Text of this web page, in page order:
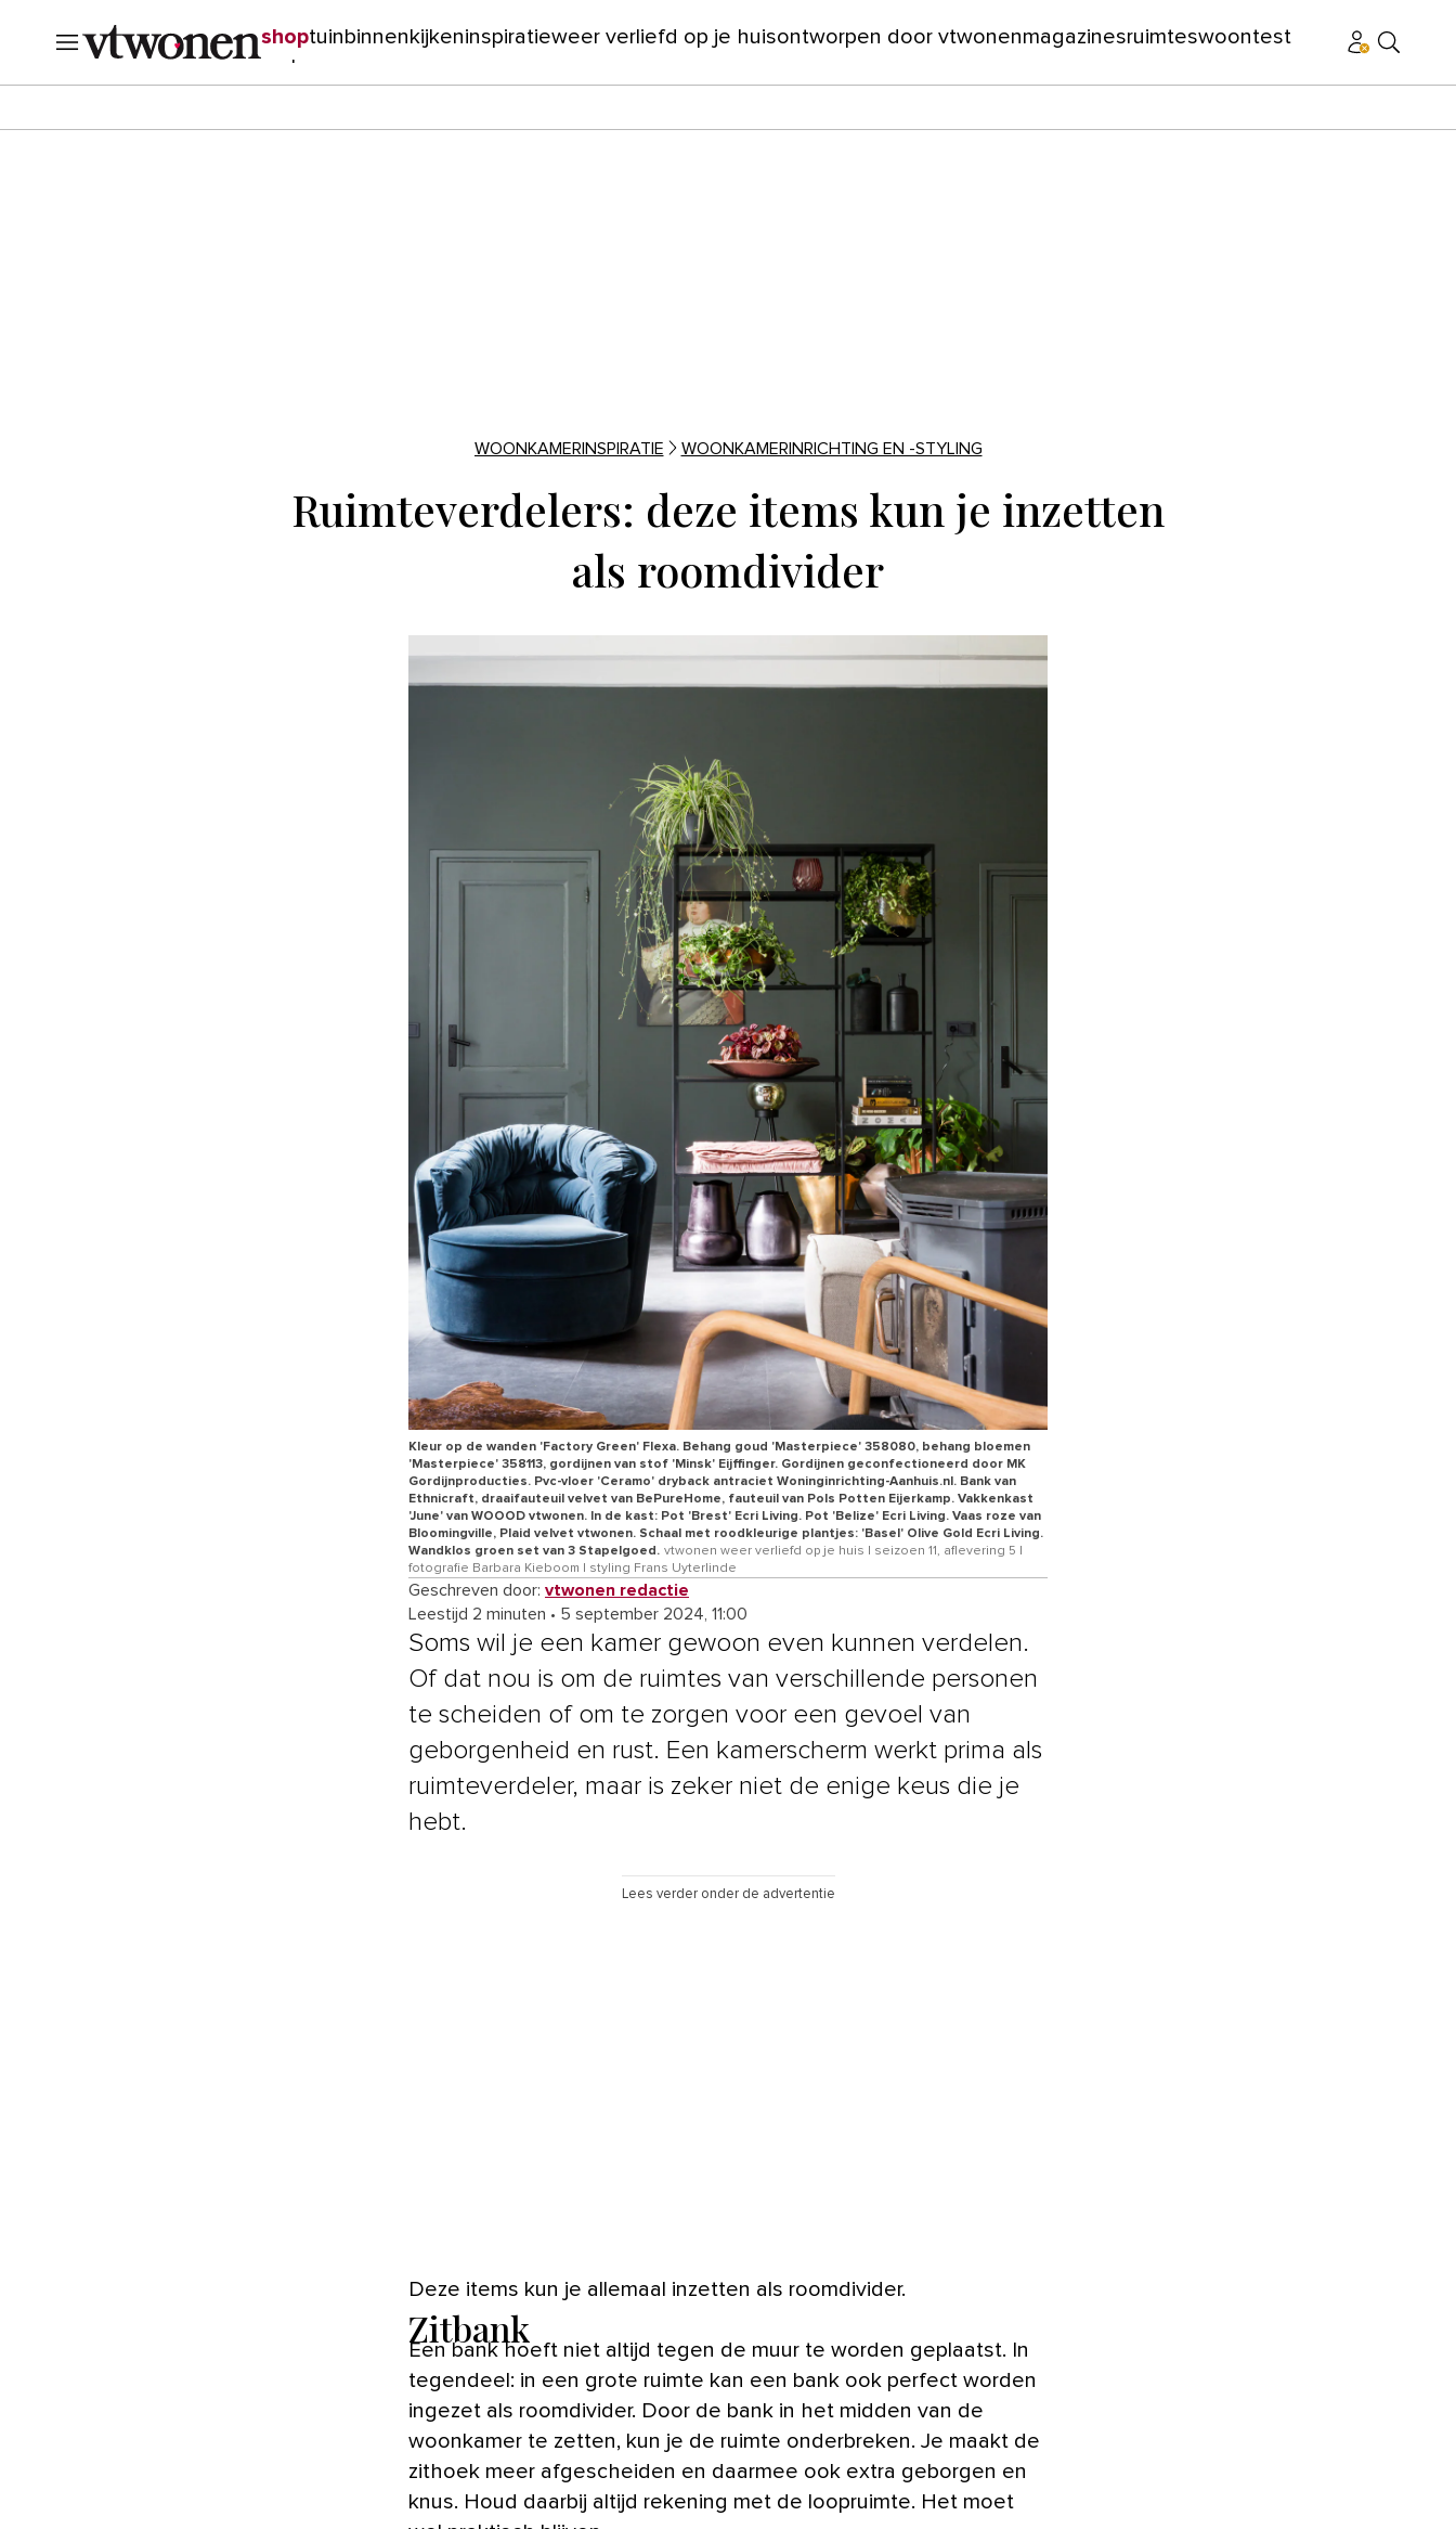
shoptuin binnenkijkeninspiratieweer verliefd op je huisontworpen door vtwonenmagazinesruimteswoontest
verbouwen
WOONKAMERINSPIRATIE WOONKAMERINRICHTING EN -STYLING
Ruimteverdelers: deze items kun je inzetten
als roomdivider
Kleur op de wanden 'Factory Green' Flexa. Behang goud 'Masterpiece' 358080, behang bloemen
'Masterpiece' 358113, gordijnen van stof 'Minsk' Eijffinger. Gordijnen geconfectioneerd door MK
Gordijnproducties. Pvc-vloer 'Ceramo' dryback antraciet Woninginrichting-Aanhuis.nl. Bank van
Ethnicraft, draaifauteuil velvet van BePureHome, fauteuil van Pols Potten Eijerkamp. Vakkenkast
'June' van WOOOD vtwonen. In de kast: Pot 'Brest' Ecri Living. Pot 'Belize' Ecri Living. Vaas roze van
Bloomingville, Plaid velvet vtwonen. Schaal met roodkleurige plantjes: 'Basel' Olive Gold Ecri Living.
Wandklos groen set van 3 Stapelgoed. vtwonen weer verliefd op je huis | seizoen 11, aflevering 5 |
fotografie Barbara Kieboom | styling Frans Uyterlinde
Geschreven door: vtwonen redactie
Leestijd 2 minuten • 5 september 2024, 11:00
Soms wil je een kamer gewoon even kunnen verdelen.
Of dat nou is om de ruimtes van verschillende personen
te scheiden of om te zorgen voor een gevoel van
geborgenheid en rust. Een kamerscherm werkt prima als
ruimteverdeler, maar is zeker niet de enige keus die je
hebt.
Lees verder onder de advertentie
Deze items kun je allemaal inzetten als roomdivider.
Zitbank
Een bank hoeft niet altijd tegen de muur te worden geplaatst. In
tegendeel: in een grote ruimte kan een bank ook perfect worden
ingezet als roomdivider. Door de bank in het midden van de
woonkamer te zetten, kun je de ruimte onderbreken. Je maakt de
zithoek meer afgescheiden en daarmee ook extra geborgen en
knus. Houd daarbij altijd rekening met de loopruimte. Het moet